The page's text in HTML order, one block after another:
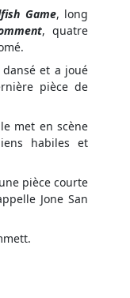
Game, long
, quatre
et a joué
pièce de
met en scène
habiles et
pièce courte
Jone San